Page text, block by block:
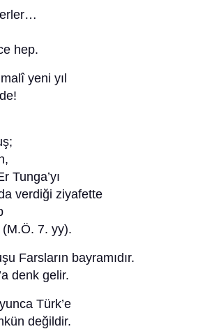
hep.
yeni yıl
Tunga’yı
verdiği ziyafette
7. yy).
Farsların bayramıdır.
denk gelir.
Türk’e
değildir.